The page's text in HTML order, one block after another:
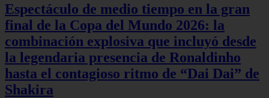
Espectáculo de medio tiempo en la gran
final de la Copa del Mundo 2026: la
combinación explosiva que incluyó desde
la legendaria presencia de Ronaldinho
hasta el contagioso ritmo de “Dai Dai” de
Shakira